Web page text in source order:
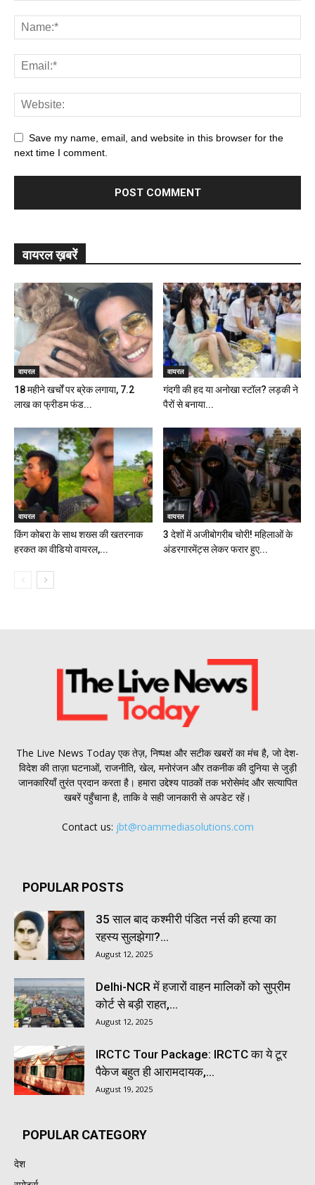
Save my name, email, and website in this browser for the
next time I comment.
वायरल ख़बरें
वायरल
18 महीने खर्चों पर ब्रेक लगाया, 7.2
लाख का फ्रीडम फंड...
वायरल
गंदगी की हद या अनोखा स्टॉल? लड़की ने
पैरों से बनाया...
वायरल
किंग कोबरा के साथ शख्स की खतरनाक
हरकत का वीडियो वायरल,...
वायरल
3 देशों में अजीबोगरीब चोरी! महिलाओं के
अंडरगारमेंट्स लेकर फरार हुए...
The Live News Today एक तेज़, निष्पक्ष और सटीक खबरों का मंच है, जो देश-
विदेश की ताज़ा घटनाओं, राजनीति, खेल, मनोरंजन और तकनीक की दुनिया से जुड़ी
जानकारियाँ तुरंत प्रदान करता है। हमारा उद्देश्य पाठकों तक भरोसेमंद और सत्यापित
खबरें पहुँचाना है, ताकि वे सही जानकारी से अपडेट रहें।
Contact us: jbt@roammediasolutions.com
POPULAR POSTS
35 साल बाद कश्मीरी पंडित नर्स की हत्या का
रहस्य सुलझेगा?...
August 12, 2025
Delhi-NCR में हजारों वाहन मालिकों को सुप्रीम
कोर्ट से बड़ी राहत,...
August 12, 2025
IRCTC Tour Package: IRCTC का ये टूर
पैकेज बहुत ही आरामदायक,...
August 19, 2025
POPULAR CATEGORY
देश